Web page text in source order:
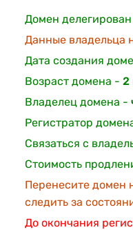
Домен
Данные владельца
Дата создания
Возраст домена - 2
Владелец домена -
Регистратор
Связаться с
Стоимость
Перенесите домен
следить за
До окончания